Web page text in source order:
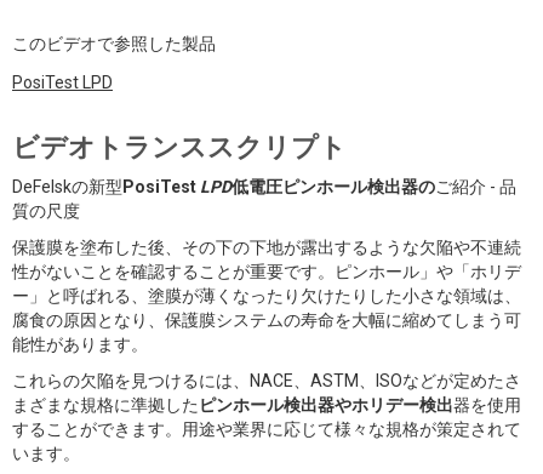
このビデオで参照した製品
PosiTestLPD
ビデオトランススクリプト
DeFelskの新型PosiTest LPD低電圧ピンホール検出器のご紹介 - 品
質の尺度
保護膜を塗布した後、その下の下地が露出するような欠陥や不連続
性がないことを確認することが重要です。ピンホール」や「ホリデ
ー」と呼ばれる、塗膜が薄くなったり欠けたりした小さな領域は、
腐食の原因となり、保護膜システムの寿命を大幅に縮めてしまう可
能性があります。
これらの欠陥を見つけるには、NACE、ASTM、ISOなどが定めたさ
まざまな規格に準拠した ピンホール検出器やホリデー検出器を使用
することができます。用途や業界に応じて様々な規格が策定されて
います。